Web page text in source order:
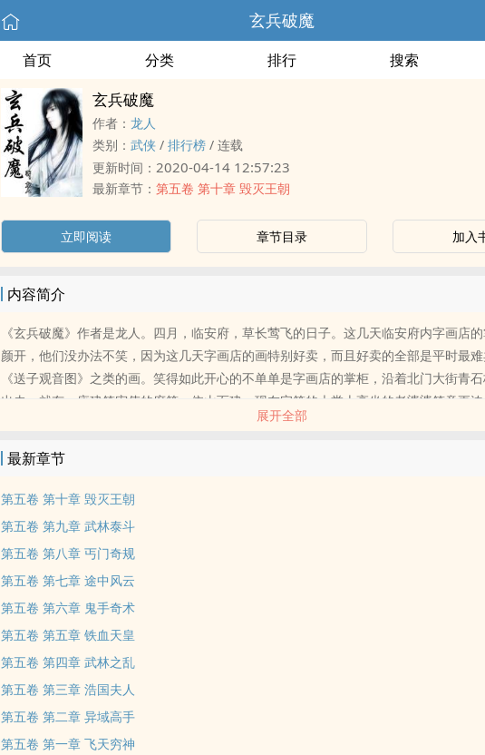
玄兵破魔
首页 分类 排行 搜索
玄兵破魔
作者： 龙人
类别： 武侠 / 排行榜 / 连载
更新时间： 2020-04-14 12:57:23
最新章节： 第五卷 第十章 毁灭王朝
立即阅读 章节目录 加入
内容简介
《玄兵破魔》作者是龙人。四月，临安府，草长莺飞的日子。这几天临安府内字画店
颜开，他们没办法不笑，因为这几天字画店的画特别好卖，而且好卖的全部是平时最
《送子观音图》之类的画。笑得如此开心的不单单是字画店的掌柜，沿着北门大街青
出去，就有一座建筑宏伟的府第，依山而建，现在宅第的大堂上高坐的老婆婆笑意更
着，看着朱漆大门门外。门外一排长凳，几位仆人端坐其上。不时有人低眉顺眼走进来
展开全部
最新章节
第五卷 第十章 毁灭王朝
第五卷 第九章 武林泰斗
第五卷 第八章 丐门奇规
第五卷 第七章 途中风云
第五卷 第六章 鬼手奇术
第五卷 第五章 铁血天皇
第五卷 第四章 武林之乱
第五卷 第三章 浩国夫人
第五卷 第二章 异域高手
第五卷 第一章 飞天穷神